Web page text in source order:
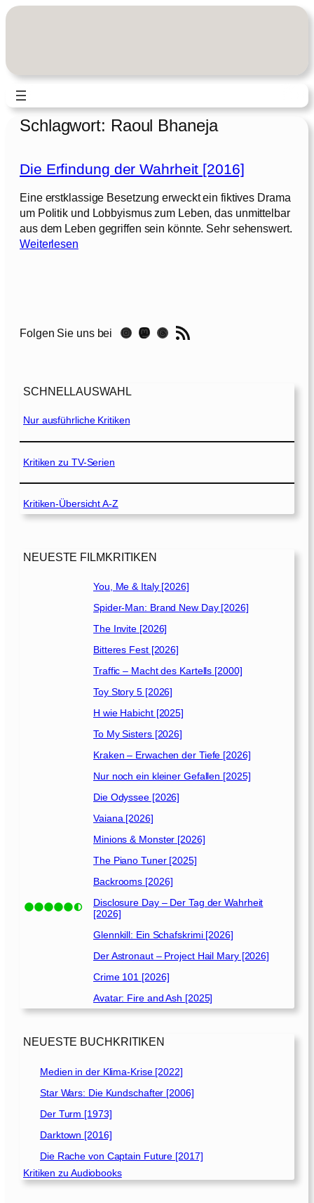
Zum
Schlagwort: Raoul Bhaneja
Die Erfindung der Wahrheit [2016]
Eine erstklassige Besetzung erweckt ein fiktives Drama
um Politik und Lobbyismus zum Leben, das unmittelbar
aus dem Leben gegriffen sein könnte. Sehr sehenswert.
Weiterlesen:
f
u
g
d
e
a
h
h
Folgen Sie uns bei Instagram Mastodon Threads RSS-Feed
SCHNELLAUSWAHL
Nur ausführliche Kritiken
Kritiken zu TV-Serien
Kritiken-Übersicht A-Z
NEUESTE FILMKRITIKEN
You, Me & Italy [2026]
Spider-Man: Brand New Day [2026]
The Invite [2026]
Bitteres Fest [2026]
Traffic – Macht des Kartells [2000]
Toy Story 5 [2026]
H wie Habicht [2025]
To My Sisters [2026]
Kraken – Erwachen der Tiefe [2026]
Nur noch ein kleiner Gefallen [2025]
Die Odyssee [2026]
Vaiana [2026]
Minions & Monster [2026]
The Piano Tuner [2025]
Backrooms [2026]
Disclosure Day – Der Tag der Wahrheit
[2026]
Glennkill: Ein Schafskrimi [2026]
Der Astronaut – Project Hail Mary [2026]
Crime 101 [2026]
Avatar: Fire and Ash [2025]
NEUESTE BUCHKRITIKEN
Medien in der Klima-Krise [2022]
Star Wars: Die Kundschafter [2006]
Der Turm [1973]
Darktown [2016]
Die Rache von Captain Future [2017]
Kritiken zu Audiobooks